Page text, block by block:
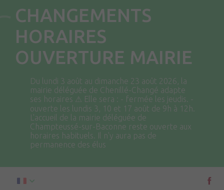
CHANGEMENTS
HORAIRES
OUVERTURE MAIRIE
Du lundi 3 août au dimanche 23 août 2026, la
mairie déléguée de Chenillé-Changé adapte
ses horaires ⚠ Elle sera : - fermée les jeudis. -
ouverte les lundis 3, 10 et 17 août de 9h à 12h.
L'accueil de la mairie déléguée de
Champteussé-sur-Baconne reste ouverte aux
horaires habituels. Il n'y aura pas de
permanence des élus